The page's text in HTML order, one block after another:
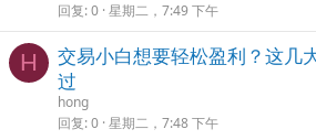
回复 0 星期二，7:49 下午
H
交易小白想要轻松盈利？这几
过
hong
回复 0 星期二，7:48 下午